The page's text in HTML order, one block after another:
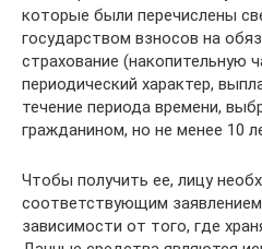
которые были перечислены
государством взносов на
страхование (накопительную
периодический характер,
течение периода времени,
гражданином, но не менее 10
Чтобы получить ее, лицу
соответствующим
зависимости от того, где